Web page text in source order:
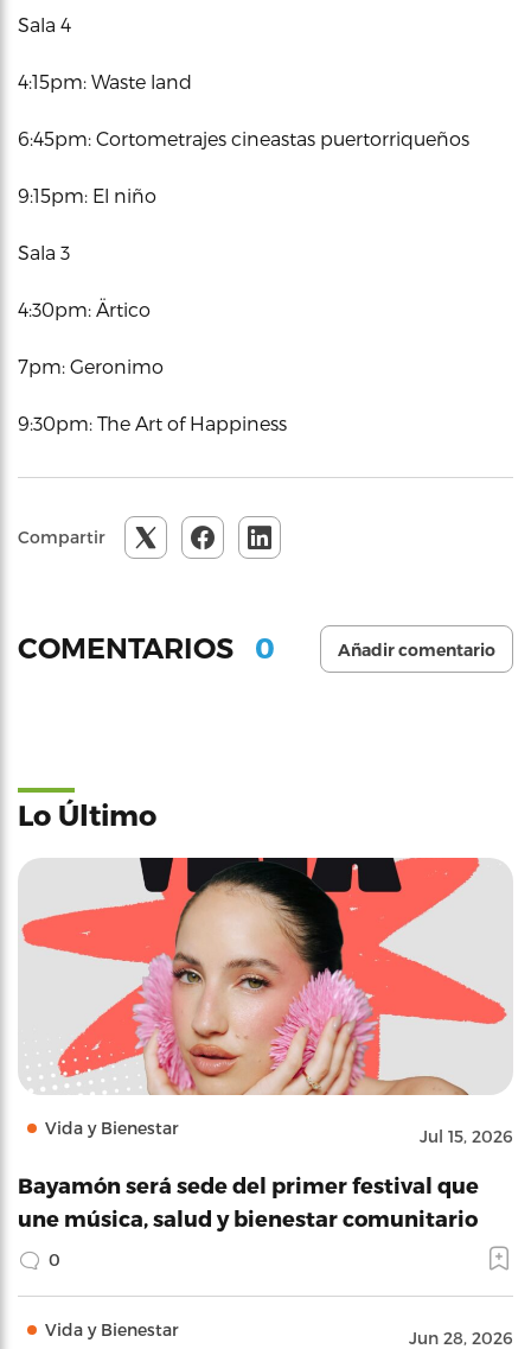
Sala 4
4:15pm: Waste land
6:45pm: Cortometrajes cineastas puertorriqueños
9:15pm: El niño
Sala 3
4:30pm: Ärtico
7pm: Geronimo
9:30pm: The Art of Happiness
Compartir
COMENTARIOS 0 Añadir comentario
Lo Último
Vida y Bienestar Jul 15, 2026
Bayamón será sede del primer festival que
une música, salud y bienestar comunitario
0
Vida y Bienestar Jun 28, 2026